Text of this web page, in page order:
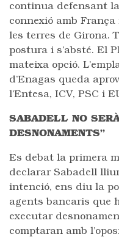
continua defensant
connexió amb
les terres de Girona.
postura i s’absté. El
mateixa opció.
d’Enagas queda
l’Entesa, ICV, PSC i
SABADELL NO
DESNONAMENTS”
Es debat la primera
declarar Sabadell
intenció, ens diu la
agents bancaris que
executar
comptaran amb